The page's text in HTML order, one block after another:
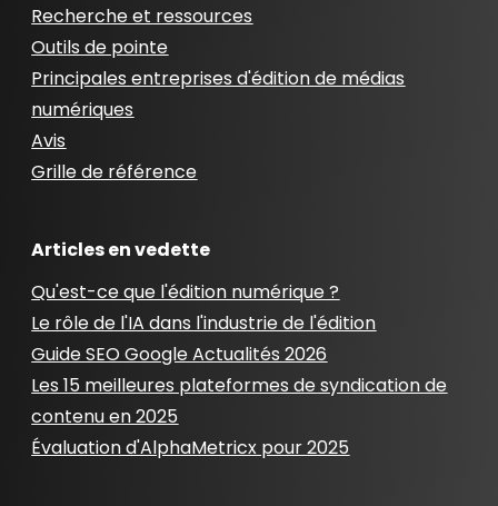
Recherche et ressources
Outils de pointe
Principales entreprises d'édition de médias
numériques
Avis
Grille de référence
Articles en vedette
Qu'est-ce que l'édition numérique ?
Le rôle de l'IA dans l'industrie de l'édition
Guide SEO Google Actualités 2026
Les 15 meilleures plateformes de syndication de
contenu en 2025
Évaluation d'AlphaMetricx pour 2025